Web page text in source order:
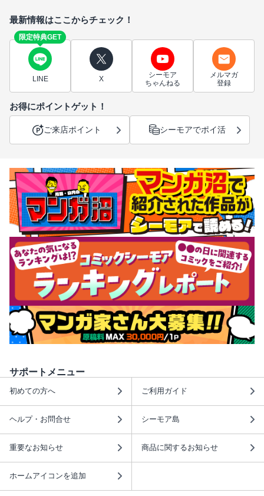
最新情報はここからチェック！
限定特典GET
LINE X
シーモア
ちゃんねる
メルマガ
登録
お得にポイントゲット！
ご来店ポイント シーモアでポイ活
サポートメニュー
初めての方へ ご利用ガイド
ヘルプ・お問合せ シーモア島
重要なお知らせ 商品に関するお知らせ
ホームアイコンを追加